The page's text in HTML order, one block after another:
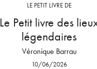
LE PETIT LIVRE DE
Le Petit livre des
légendaires
Véronique Barrau
10/06/2026